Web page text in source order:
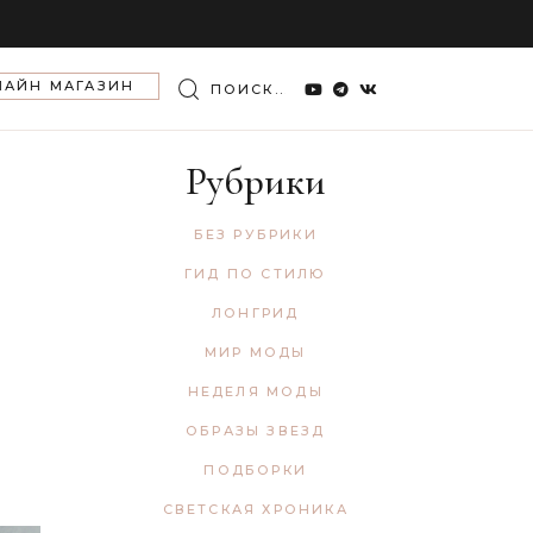
МАГАЗИН
Search
for:
Рубрики
БЕЗ РУБРИКИ
ГИД ПО СТИЛЮ
ЛОНГРИД
МИР МОДЫ
НЕДЕЛЯ МОДЫ
ОБРАЗЫ ЗВЕЗД
ПОДБОРКИ
СВЕТСКАЯ ХРОНИКА